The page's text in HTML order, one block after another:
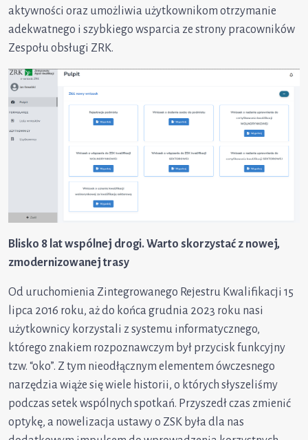
aktywności oraz umożliwia użytkownikom otrzymanie
adekwatnego i szybkiego wsparcia ze strony pracowników
Zespołu obsługi ZRK.
Blisko 8 lat wspólnej drogi. Warto skorzystać z nowej,
zmodernizowanej trasy
Od uruchomienia Zintegrowanego Rejestru Kwalifikacji 15
lipca 2016 roku, aż do końca grudnia 2023 roku nasi
użytkownicy korzystali z systemu informatycznego,
którego znakiem rozpoznawczym był przycisk funkcyjny
tzw. “oko”. Z tym nieodłącznym elementem ówczesnego
narzędzia wiąże się wiele historii, o których słyszeliśmy
podczas setek wspólnych spotkań. Przyszedł czas zmienić
optykę, a nowelizacja ustawy o ZSK była dla nas